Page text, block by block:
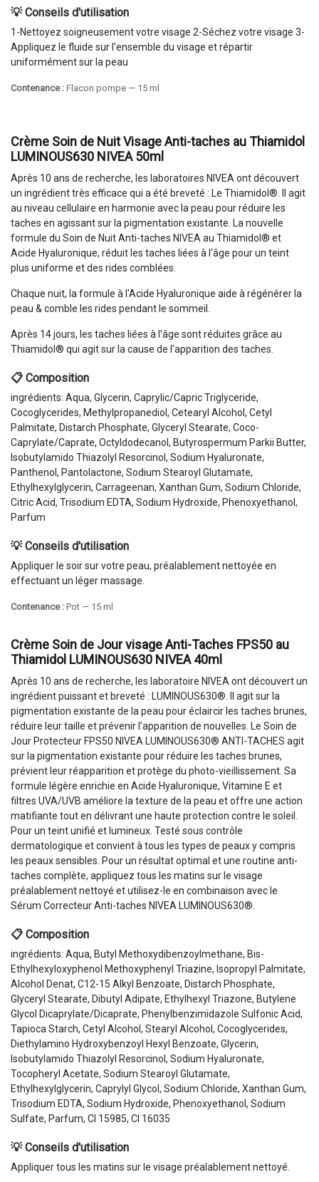
💡 Conseils d'utilisation
1-Nettoyez soigneusement votre visage 2-Séchez votre visage 3-
Appliquez le fluide sur l'ensemble du visage et répartir
uniformément sur la peau
Contenance : Flacon pompe — 15 ml
Crème Soin de Nuit Visage Anti-taches au Thiamidol
LUMINOUS630 NIVEA 50ml
Après 10 ans de recherche, les laboratoires NIVEA ont découvert
un ingrédient très efficace qui a été breveté : Le Thiamidol®. Il agit
au niveau cellulaire en harmonie avec la peau pour réduire les
taches en agissant sur la pigmentation existante. La nouvelle
formule du Soin de Nuit Anti-taches NIVEA au Thiamidol® et
Acide Hyaluronique, réduit les taches liées à l'âge pour un teint
plus uniforme et des rides comblées.
Chaque nuit, la formule à l'Acide Hyaluronique aide à régénérer la
peau & comble les rides pendant le sommeil.
Après 14 jours, les taches liées à l'âge sont réduites grâce au
Thiamidol® qui agit sur la cause de l'apparition des taches.
📋 Composition
ingrédients: Aqua, Glycerin, Caprylic/Capric Triglyceride,
Cocoglycerides, Methylpropanediol, Cetearyl Alcohol, Cetyl
Palmitate, Distarch Phosphate, Glyceryl Stearate, Coco-
Caprylate/Caprate, Octyldodecanol, Butyrospermum Parkii Butter,
Isobutylamido Thiazolyl Resorcinol, Sodium Hyaluronate,
Panthenol, Pantolactone, Sodium Stearoyl Glutamate,
Ethylhexylglycerin, Carrageenan, Xanthan Gum, Sodium Chloride,
Citric Acid, Trisodium EDTA, Sodium Hydroxide, Phenoxyethanol,
Parfum
💡 Conseils d'utilisation
Appliquer le soir sur votre peau, préalablement nettoyée en
effectuant un léger massage.
Contenance : Pot — 15 ml
Crème Soin de Jour visage Anti-Taches FPS50 au
Thiamidol LUMINOUS630 NIVEA 40ml
Après 10 ans de recherche, les laboratoire NIVEA ont découvert un
ingrédient puissant et breveté : LUMINOUS630®. Il agit sur la
pigmentation existante de la peau pour éclaircir les taches brunes,
réduire leur taille et prévenir l'apparition de nouvelles. Le Soin de
Jour Protecteur FPS50 NIVEA LUMINOUS630® ANTI-TACHES agit
sur la pigmentation existante pour réduire les taches brunes,
prévient leur réapparition et protège du photo-vieillissement. Sa
formule légère enrichie en Acide Hyaluronique, Vitamine E et
filtres UVA/UVB améliore la texture de la peau et offre une action
matifiante tout en délivrant une haute protection contre le soleil.
Pour un teint unifié et lumineux. Testé sous contrôle
dermatologique et convient à tous les types de peaux y compris
les peaux sensibles. Pour un résultat optimal et une routine anti-
taches complète, appliquez tous les matins sur le visage
préalablement nettoyé et utilisez-le en combinaison avec le
Sérum Correcteur Anti-taches NIVEA LUMINOUS630®.
📋 Composition
ingrédients: Aqua, Butyl Methoxydibenzoylmethane, Bis-
Ethylhexyloxyphenol Methoxyphenyl Triazine, Isopropyl Palmitate,
Alcohol Denat, C12-15 Alkyl Benzoate, Distarch Phosphate,
Glyceryl Stearate, Dibutyl Adipate, Ethylhexyl Triazone, Butylene
Glycol Dicaprylate/Dicaprate, Phenylbenzimidazole Sulfonic Acid,
Tapioca Starch, Cetyl Alcohol, Stearyl Alcohol, Cocoglycerides,
Diethylamino Hydroxybenzoyl Hexyl Benzoate, Glycerin,
Isobutylamido Thiazolyl Resorcinol, Sodium Hyaluronate,
Tocopheryl Acetate, Sodium Stearoyl Glutamate,
Ethylhexylglycerin, Caprylyl Glycol, Sodium Chloride, Xanthan Gum,
Trisodium EDTA, Sodium Hydroxide, Phenoxyethanol, Sodium
Sulfate, Parfum, CI 15985, CI 16035
💡 Conseils d'utilisation
Appliquer tous les matins sur le visage préalablement nettoyé.